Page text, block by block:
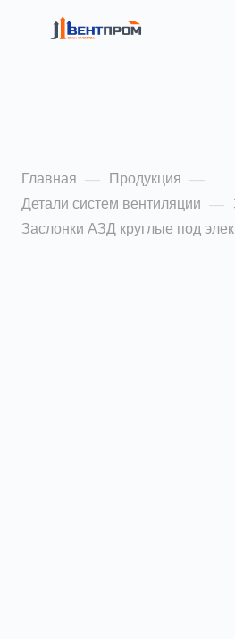
Главная — Продукция —
Детали систем вентиляции —
Заслонки АЗД круглые под